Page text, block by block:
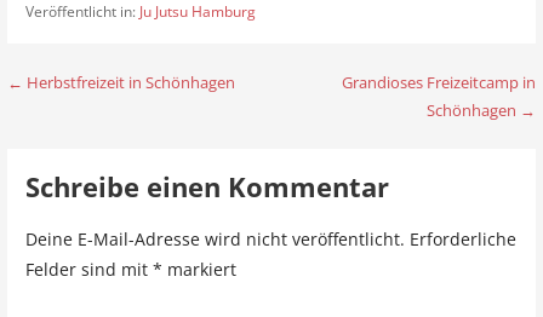
Veröffentlicht in: Ju Jutsu Hamburg
B
← Herbstfreizeit in Schönhagen
Grandioses Freizeitcamp in
Schönhagen →
Schreibe einen Kommentar
Deine E-Mail-Adresse wird nicht veröffentlicht. Erforderliche
Felder sind mit * markiert